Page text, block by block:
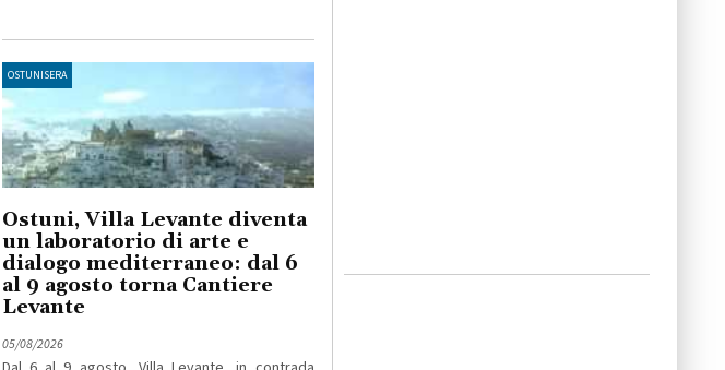
OSTUNISERA
Ostuni, Villa Levante diventa
un laboratorio di arte e
dialogo mediterraneo: dal 6
al 9 agosto torna Cantiere
Levante
05/08/2026